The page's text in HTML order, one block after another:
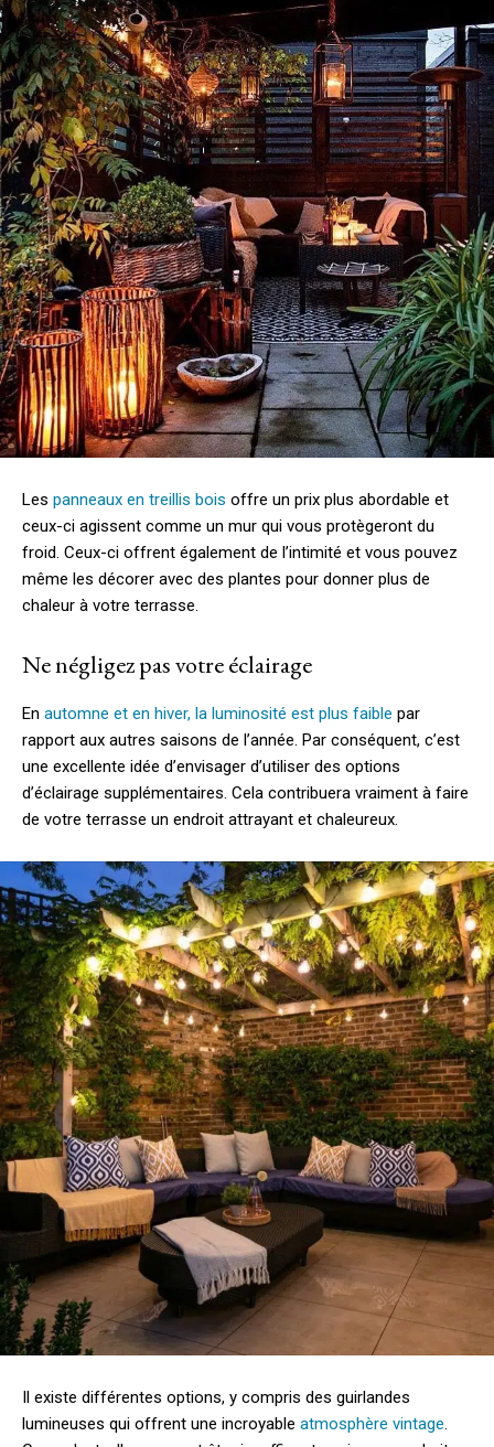
Les panneaux en treillis bois offre un prix plus abordable et
ceux-ci agissent comme un mur qui vous protègeront du
froid. Ceux-ci offrent également de l’intimité et vous pouvez
même les décorer avec des plantes pour donner plus de
chaleur à votre terrasse.
Ne négligez pas votre éclairage
En automne et en hiver, la luminosité est plus faible par
rapport aux autres saisons de l’année. Par conséquent, c’est
une excellente idée d’envisager d’utiliser des options
d’éclairage supplémentaires. Cela contribuera vraiment à faire
de votre terrasse un endroit attrayant et chaleureux.
Il existe différentes options, y compris des guirlandes
lumineuses qui offrent une incroyable atmosphère vintage.